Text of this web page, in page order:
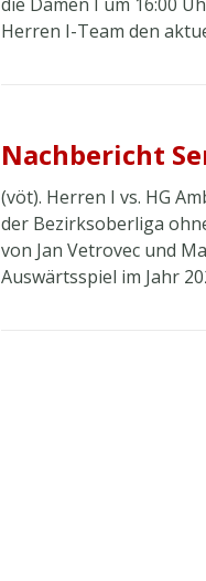
Herren I-Team den
Nachbericht
(vöt). Herren I vs. HG
der Bezirksoberliga
von Jan Vetrovec und
Auswärtsspiel im Jahr